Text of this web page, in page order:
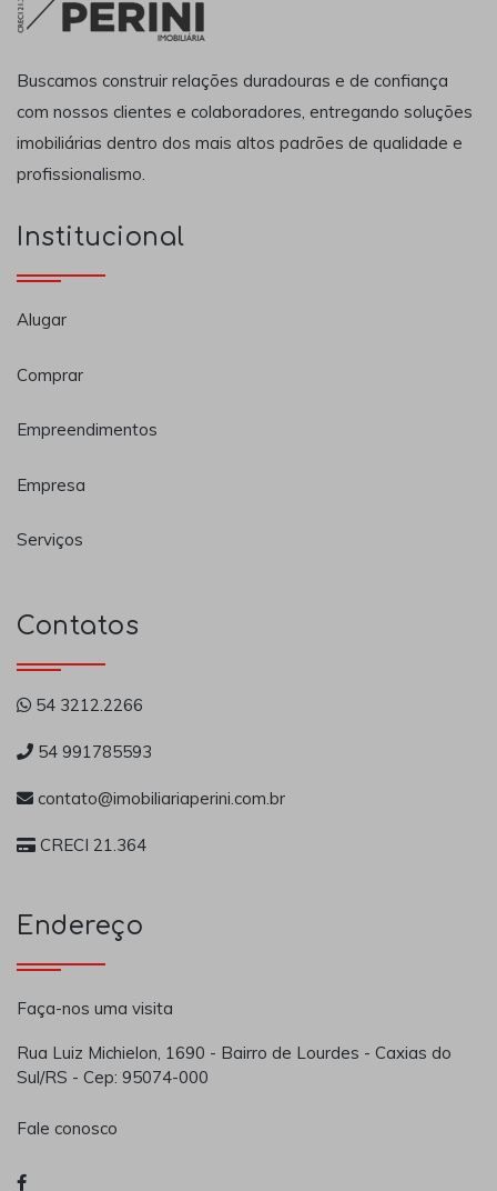
Buscamos construir relações duradouras e de confiança
com nossos clientes e colaboradores, entregando soluções
imobiliárias dentro dos mais altos padrões de qualidade e
profissionalismo.
Institucional
Alugar
Comprar
Empreendimentos
Empresa
Serviços
Contatos
54 3212.2266
54 991785593
contato@imobiliariaperini.com.br
CRECI 21.364
Endereço
Faça-nos uma visita
Rua Luiz Michielon, 1690 - Bairro de Lourdes - Caxias do
Sul/RS - Cep: 95074-000
Fale conosco